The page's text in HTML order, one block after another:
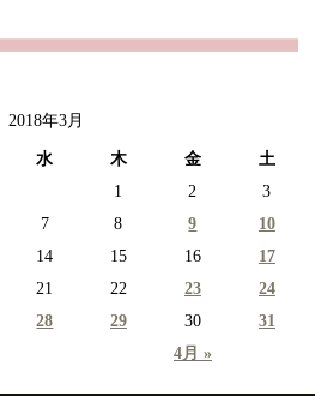
2018年3月
水 木 金 土
4月 »
1 2
3
7 8 9
10
14 15 16
17
21 22 23
24
28 29 30 31